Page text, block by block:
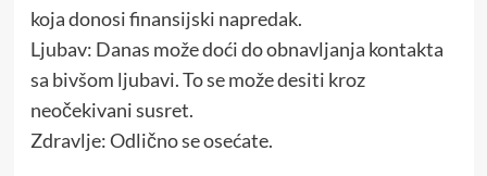
koja donosi finansijski napredak.
Ljubav: Danas može doći do obnavljanja kontakta
sa bivšom ljubavi. To se može desiti kroz
neočekivani susret.
Zdravlje: Odlično se osećate.